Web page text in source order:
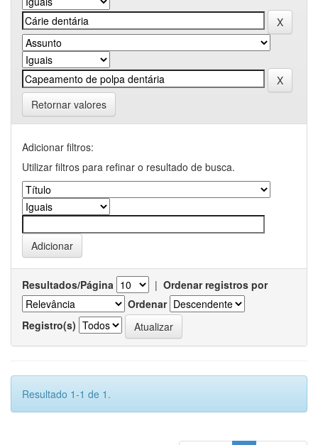
Retornar valores
Adicionar filtros:
Utilizar filtros para refinar o resultado de busca.
Resultados/Página | Ordenar registros por
Ordenar
Registro(s)
Resultado 1-1 de 1.